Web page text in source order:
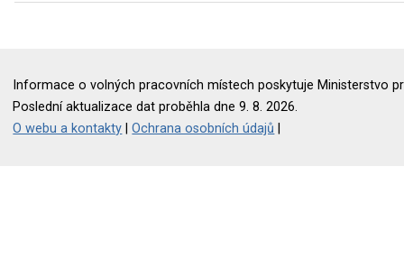
Informace o volných pracovních místech poskytuje Ministerstvo
Poslední aktualizace dat proběhla dne 9. 8. 2026.
O webu a kontakty |Ochrana osobních údajů